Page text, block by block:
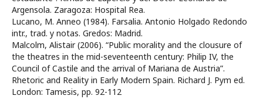
Argensola. Zaragoza: Hospital Rea.
Lucano, M. Anneo (1984). Farsalia. Antonio Holgado Redondo
intr., trad. y notas. Gredos: Madrid.
Malcolm, Alistair (2006). “Public morality and the clousure of
the theatres in the mid-seventeenth century: Philip IV, the
Council of Castile and the arrival of Mariana de Austria”.
Rhetoric and Reality in Early Modern Spain. Richard J. Pym ed.
London: Tamesis, pp. 92-112